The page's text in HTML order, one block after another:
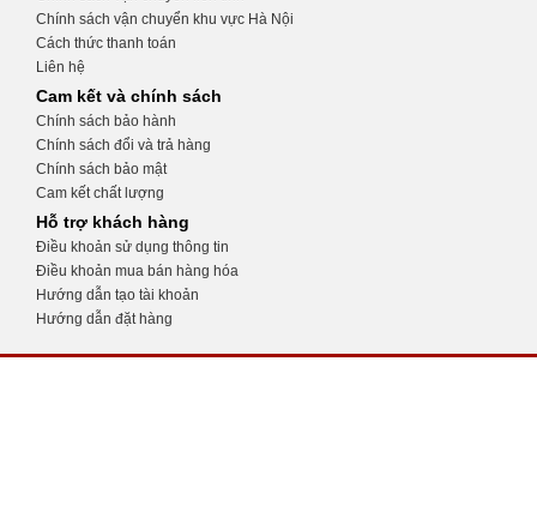
Chính sách vận chuyển khu vực Hà Nội
Cách thức thanh toán
Liên hệ
Cam kết và chính sách
Chính sách bảo hành
Chính sách đổi và trả hàng
Chính sách bảo mật
Cam kết chất lượng
Hỗ trợ khách hàng
Điều khoản sử dụng thông tin
Điều khoản mua bán hàng hóa
Hướng dẫn tạo tài khoản
Hướng dẫn đặt hàng